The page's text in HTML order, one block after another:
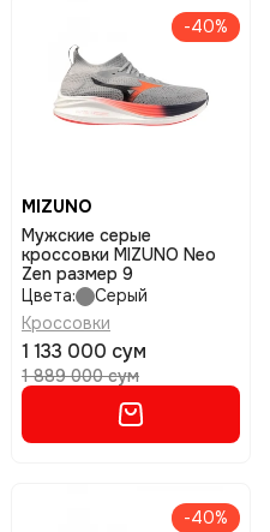
-40%
MIZUNO
Мужские серые
кроссовки MIZUNO Neo
Zen размер 9
Цвета:
Серый
Кроссовки
1 133 000 сум
1 889 000 сум
-40%